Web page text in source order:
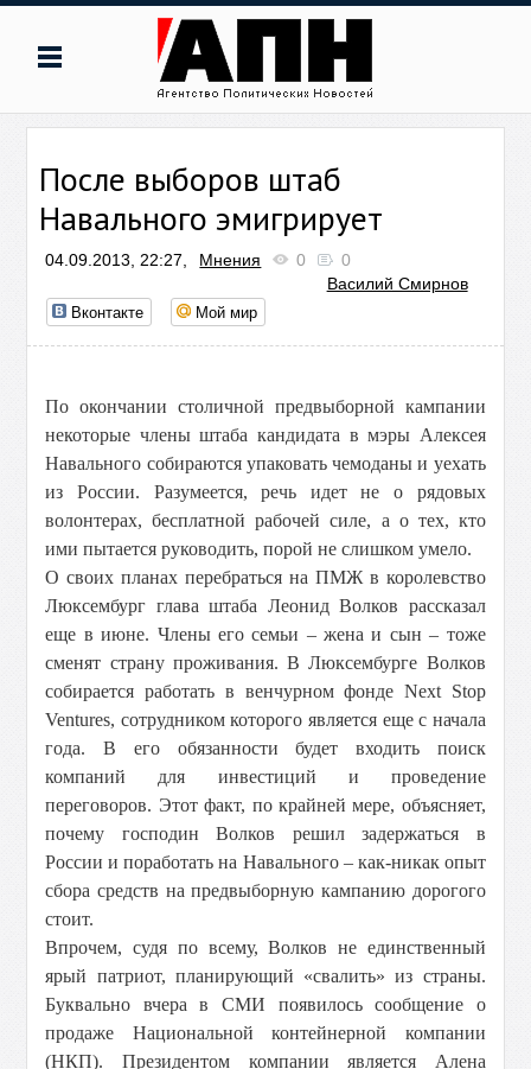
После выборов штаб
Навального эмигрирует
04.09.2013, 22:27, Мнения 0
0
Василий Смирнов
Вконтакте Мой мир
По окончании столичной предвыборной кампании
некоторые члены штаба кандидата в мэры Алексея
Навального собираются упаковать чемоданы и уехать
из России. Разумеется, речь идет не о рядовых
волонтерах, бесплатной рабочей силе, а о тех, кто
ими пытается руководить, порой не слишком умело.
О своих планах перебраться на ПМЖ в королевство
Люксембург глава штаба Леонид Волков рассказал
еще в июне. Члены его семьи – жена и сын – тоже
сменят страну проживания. В Люксембурге Волков
собирается работать в венчурном фонде Next Stop
Ventures, сотрудником которого является еще с начала
года. В его обязанности будет входить поиск
компаний для инвестиций и проведение
переговоров. Этот факт, по крайней мере, объясняет,
почему господин Волков решил задержаться в
России и поработать на Навального – как-никак опыт
сбора средств на предвыборную кампанию дорогого
стоит.
Впрочем, судя по всему, Волков не единственный
ярый патриот, планирующий «свалить» из страны.
Буквально вчера в СМИ появилось сообщение о
продаже Национальной контейнерной компании
(НКП). Президентом компании является Алена